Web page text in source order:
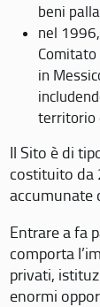
beni
nel
Comitato
in
territorio
Il Sito è di
costituito da
accumunate
Entrare a fa
comporta
privati,
enormi